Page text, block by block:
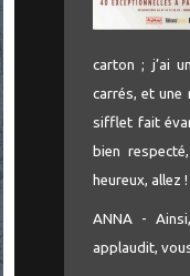
carton ; j’ai
carrés, et une
sifflet fait
bien
heureux, allez !
ANNA -
applaudit,